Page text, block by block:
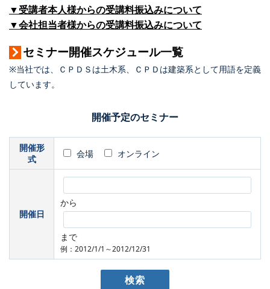
▼受講者本人様からの受講料振込みについて
▼会社担当者様からの受講料振込みについて
セミナー開催スケジュール一覧
※当社では、ＣＰＤＳは土木系、ＣＰＤは建築系として用語を定義
しています。
開催予定のセミナー
開催形
式
会場 オンライン
開催日
から
まで
例：2012/1/1～2012/12/31